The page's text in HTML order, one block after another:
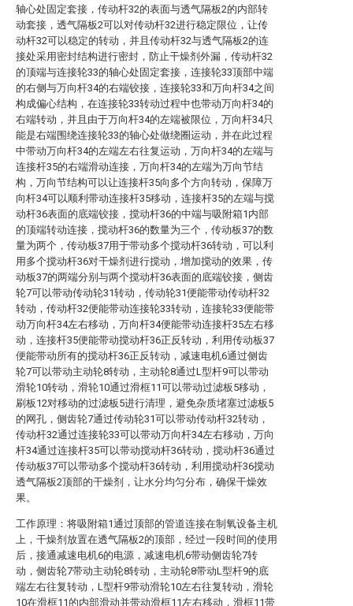
轴心处固定套接，传动杆32的表面与透气隔板2的内部转
动套接，透气隔板2可以对传动杆32进行稳定限位，让传
动杆32可以稳定的转动，并且传动杆32与透气隔板2的连
接处采用密封结构进行密封，防止干燥剂外漏，传动杆32
的顶端与连接轮33的轴心处固定套接，连接轮33顶部中端
的右侧与万向杆34的右端铰接，连接轮33和万向杆34之间
构成偏心结构，在连接轮33转动过程中也带动万向杆34的
右端转动，并且由于万向杆34的左端被限位，万向杆34只
能是右端围绕连接轮33的轴心处做绕圈运动，并在此过程
中带动万向杆34的左端左右往复运动，万向杆34的左端与
连接杆35的右端滑动连接，万向杆34的左端为万向节结
构，万向节结构可以让连接杆35向多个方向转动，保障万
向杆34可以顺利带动连接杆35移动，连接杆35的左端与搅
动杆36表面的底端铰接，搅动杆36的中端与吸附箱1内部
的顶端转动连接，搅动杆36的数量为三个，传动板37的数
量为两个，传动板37用于带动多个搅动杆36转动，可以利
用多个搅动杆36对干燥剂进行搅动，增加搅动的效果，传
动板37的两端分别与两个搅动杆36表面的底端铰接，侧齿
轮7可以带动传动轮31转动，传动轮31便能带动传动杆32
转动，传动杆32便能带动连接轮33转动，连接轮33便能带
动万向杆34左右移动，万向杆34便能带动连接杆35左右移
动，连接杆35便能带动搅动杆36正反转动，利用传动板37
便能带动所有的搅动杆36正反转动，减速电机6通过侧齿
轮7可以带动主动轮8转动，主动轮8通过L型杆9可以带动
滑轮10转动，滑轮10通过滑框11可以带动过滤板5移动，
刷板12对移动的过滤板5进行清理，避免杂质堵塞过滤板5
的网孔，侧齿轮7通过传动轮31可以带动传动杆32转动，
传动杆32通过连接轮33可以带动万向杆34左右移动，万向
杆34通过连接杆35可以带动搅动杆36转动，搅动杆36通过
传动板37可以带动多个搅动杆36转动，利用搅动杆36搅动
透气隔板2顶部的干燥剂，让水分均匀分布，确保干燥效
果。
工作原理：将吸附箱1通过顶部的管道连接在制氧设备主机
上，干燥剂放置在透气隔板2的顶部，经过一段时间的使用
后，接通减速电机6的电源，减速电机6带动侧齿轮7转
动，侧齿轮7带动主动轮8转动，主动轮8带动L型杆9的底
端左右往复转动，L型杆9带动滑轮10左右往复转动，滑轮
10在滑框11的内部滑动并带动滑框11左右移动，滑框11带